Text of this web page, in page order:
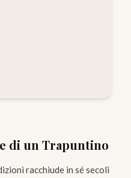
di un Trapuntino
racchiude in sé secoli